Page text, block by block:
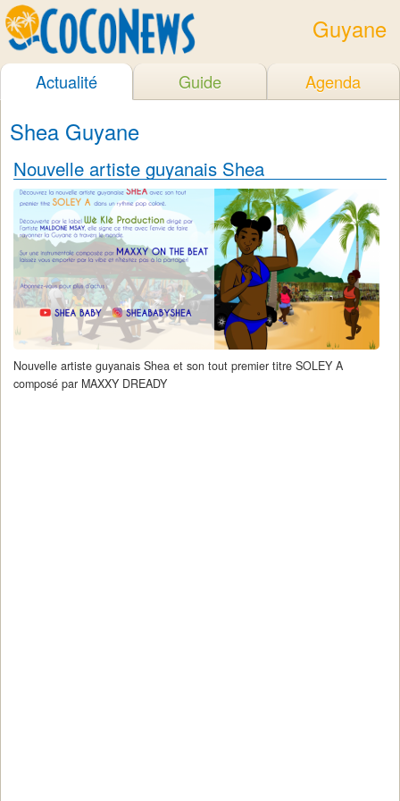
Guyane
Actualité Guide Agenda
Shea Guyane
Nouvelle artiste guyanais Shea
Nouvelle artiste guyanais Shea et son tout premier titre SOLEY A
composé par MAXXY DREADY